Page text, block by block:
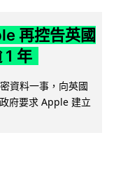
再控告英國
1 年
資料一事，向英國
府要求 Apple 建立